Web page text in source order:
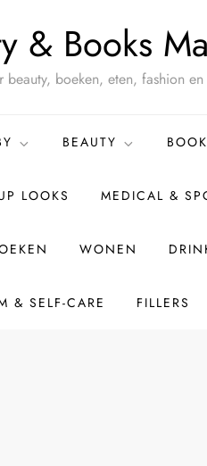
& Books
boeken, eten, fashion en
BEAUTY
LOOKS MEDICAL &
WONEN
& SELF-CARE FILLERS